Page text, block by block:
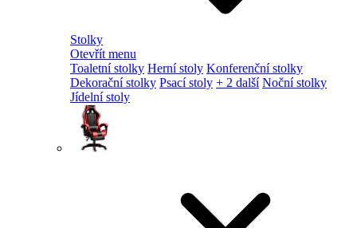
Stolky
Otevřít menu
Toaletní stolky Herní stoly Konferenční stolky
Dekorační stolky Psací stoly + 2 další Noční stolky
Jídelní stoly